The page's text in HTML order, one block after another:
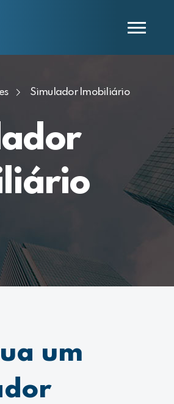
Simulador Imobiliário
um